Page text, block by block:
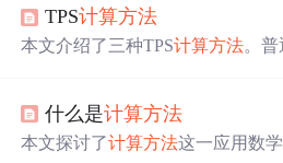
TPS计算方法
本文介绍了三种TPS计算方法。普
测试环境TPS达1.91可满足需求；
性和压力测试的并发量。
什么是计算方法
本文探讨了计算方法这一应用数